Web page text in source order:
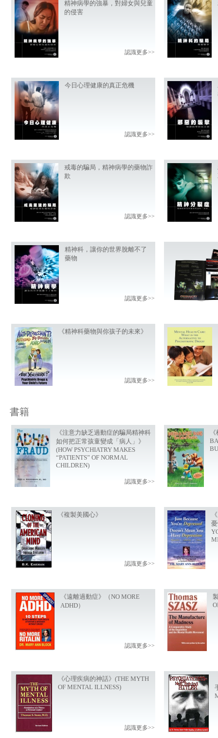
精神病學的強暴，對婦女與兒童
的侵害
認識更多>>
今日心理健康的真正危機
認識更多>>
戒毒的騙局，精神病學的藥物詐
欺
認識更多>>
精神科，讓你的世界脫離不了
藥物
認識更多>>
《精神科藥物與你孩子的未來》
認識更多>>
書籍
《注意力缺乏過動症的騙局精神科
如何把正常孩童變成「病人」》
(HOW PSYCHIATRY MAKES
“PATIENTS” OF NORMAL
CHILDREN)
認識更多>>
《複製美國心》
認識更多>>
《遠離過動症》（NO MORE
ADHD）
認識更多>>
《心理疾病的神話》(THE MYTH
OF MENTAL ILLNESS)
認識更多>>